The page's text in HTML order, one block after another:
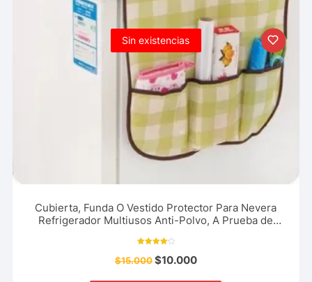
Sin existencias
Cubierta, Funda O Vestido Protector Para Nevera
Refrigerador Multiusos Anti-Polvo, A Prueba de
con
4.20
$15.000$10.000